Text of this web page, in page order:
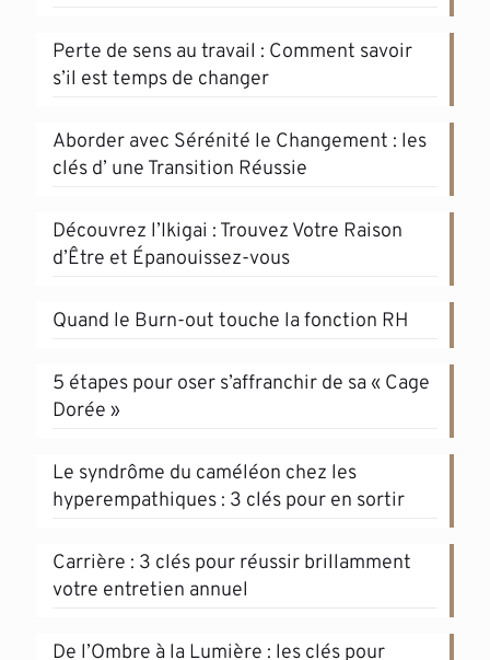
Perte de sens au travail : Comment savoir
s’il est temps de changer
Aborder avec Sérénité le Changement : les
clés d’ une Transition Réussie
Découvrez l’Ikigai : Trouvez Votre Raison
d’Être et Épanouissez-vous
Quand le Burn-out touche la fonction RH
5 étapes pour oser s’affranchir de sa « Cage
Dorée »
Le syndrôme du caméléon chez les
hyperempathiques : 3 clés pour en sortir
Carrière : 3 clés pour réussir brillamment
votre entretien annuel
De l’Ombre à la Lumière : les clés pour